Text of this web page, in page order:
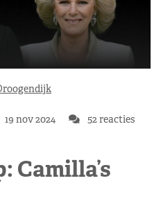
19 nov 2024 52 reacties
Camilla’s